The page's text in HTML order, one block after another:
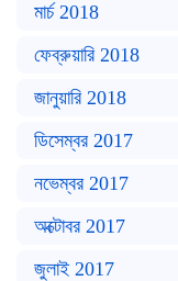
মার্চ 2018
ফেব্রুয়ারি 2018
জানুয়ারি 2018
ডিসেম্বর 2017
নভেম্বর 2017
অক্টোবর 2017
জুলাই 2017